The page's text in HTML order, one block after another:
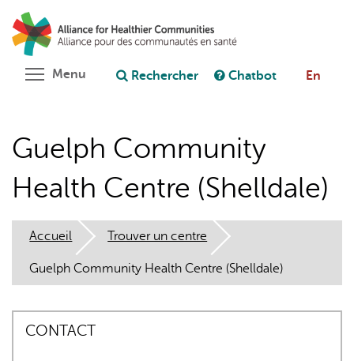
Aller
au
contenu
principal
Poser une question au chatbot
Menu Toggle menu visibility
Rechercher Chatbot En
Guelph Community
Health Centre (Shelldale)
Accueil Trouver un centre
Guelph Community Health Centre (Shelldale)
CONTACT